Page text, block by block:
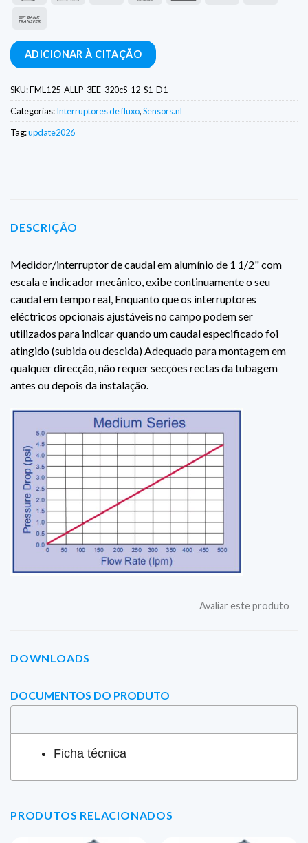
banco
ADICIONAR À CITAÇÃO
SKU:FML125-ALLP-3EE-320cS-12-S1-D1
Categorias:Interruptores de fluxo,Sensors.nl
Tag:update2026
DESCRIÇÃO
Medidor/interruptor de caudal em alumínio de 1 1/2" com
escala e indicador mecânico, exibe continuamente o seu
caudal em tempo real, Enquanto que os interruptores
eléctricos opcionais ajustáveis no campo podem ser
utilizados para indicar quando um caudal especificado foi
atingido (subida ou descida) Adequado para montagem em
qualquer direcção, não requer secções rectas da tubagem
antes ou depois da instalação.
Avaliar este produto
DOWNLOADS
DOCUMENTOS DO PRODUTO
Ficha técnica
PRODUTOS RELACIONADOS